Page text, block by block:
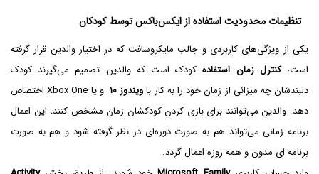
تنظیمات محدودیت استفاده از ایکس‌باکس توسط کودکان
یکی از ویژگی‌های کاربردی و جالب مایکروسافت که در اختیار والدین قرار گرفته
است،کنترل زمان استفادهکودک است که والدین تصمیم می‌گیرند کودک
دلبندشان چه میزانی از زمان خود را به کار باویندوز ۱۰
و یا Xbox One اختصاص
دهد. والدین می‌توانند برای بازی کردن کودکشان زمان مشخص کنند، این اعمال
برنامه زمانی می‌تواند هم به صورت دوره‌ای در نظر گرفته شود و هم به صورت
برنامه ای مدون و همه روزه اعمال گردد.